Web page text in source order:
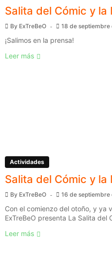
Salita del Cómic y la
By ExTreBeO 18 de septiembre
¡Salimos en la prensa!
Leer más
Actividades
Salita del Cómic y la
By ExTreBeO 16 de septiembre
Con el comienzo del otoño, y ya
ExTreBeO presenta La Salita del
Leer más